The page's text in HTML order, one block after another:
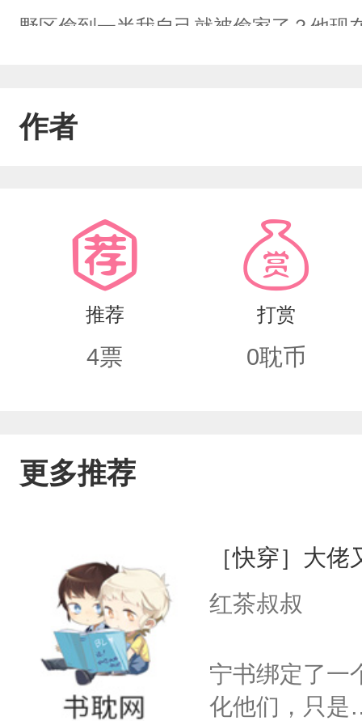
野区偷到一半我自己就被偷家了？他现
治小菜鸡！碰到魔怔人时，他:你说的
他:Man,whatcanIsay？――高智商低情
能打九尾狐妖小乖受（封面元素均为关
作者
推荐
4票
打赏
0耽币
更多推荐
［快穿］大
红茶叔叔
宁书绑定了一
化他们，只是